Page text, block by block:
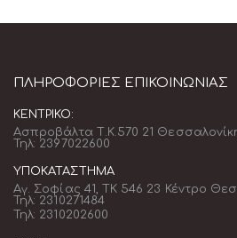
ΠΛΗΡΟΦΟΡΊΕΣ ΕΠΙΚΟΙΝΩΝΊΑΣ
ΚΕΝΤΡΙΚΌ:
Ασπροβάλτα Τ.Κ.570 21
Τηλ: 2397022600
ΥΠΟΚΑΤΆΣΤΗΜΑ
Αγ. Σοφίας 41, ΤΚ 546 23 Κέντρο
Τηλ: 2310271484
Τηλ: 2310202600